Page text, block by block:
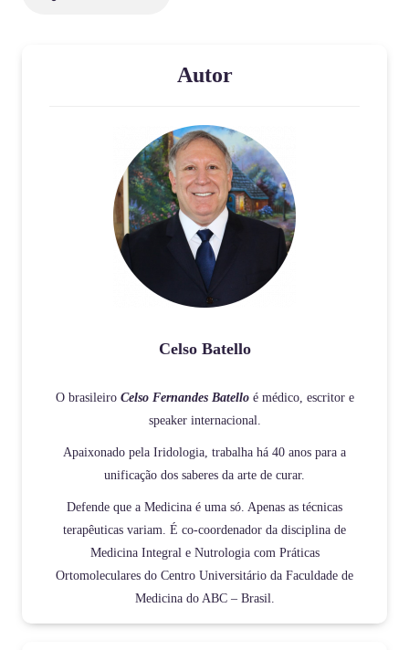
Autor
Celso Batello
O brasileiro Celso Fernandes Batelloé médico, escritor e
speaker internacional.
Apaixonado pela Iridologia, trabalha há 40 anos para a
unificação dos saberes da arte de curar.
Defende que a Medicina é uma só. Apenas as técnicas
terapêuticas variam. É co-coordenador da disciplina de
Medicina Integral e Nutrologia com Práticas
Ortomoleculares do Centro Universitário da Faculdade de
Medicina do ABC – Brasil.